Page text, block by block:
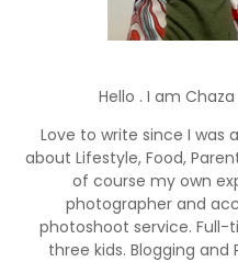
Hello . I am
Love to write since I was
about Lifestyle, Food,
of course my own
photographer and
photoshoot service.
three kids. Blogging